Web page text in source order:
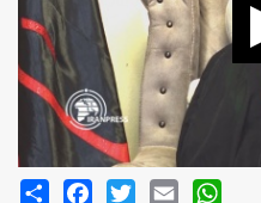
Share FacebookTwitterEmail